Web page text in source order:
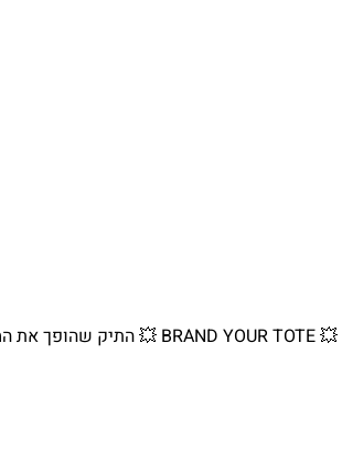
💥 BRAND YOUR TOTE 💥 התיק שהופך את המיתוג שלכם לבמה